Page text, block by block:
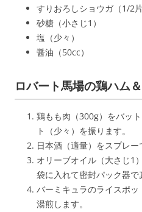
すりおろしショウガ（1/2片
砂糖（小さじ1）
塩（少々）
醤油（50cc）
ロバート馬場の鶏ハム
鶏もも肉（300g）をバッ
ト（少々）を振ります。
日本酒（適量）をスプレー
オリーブオイル（大さじ1
袋に入れて密封パック器で
バーミキュラのライスポ
湯煎します。